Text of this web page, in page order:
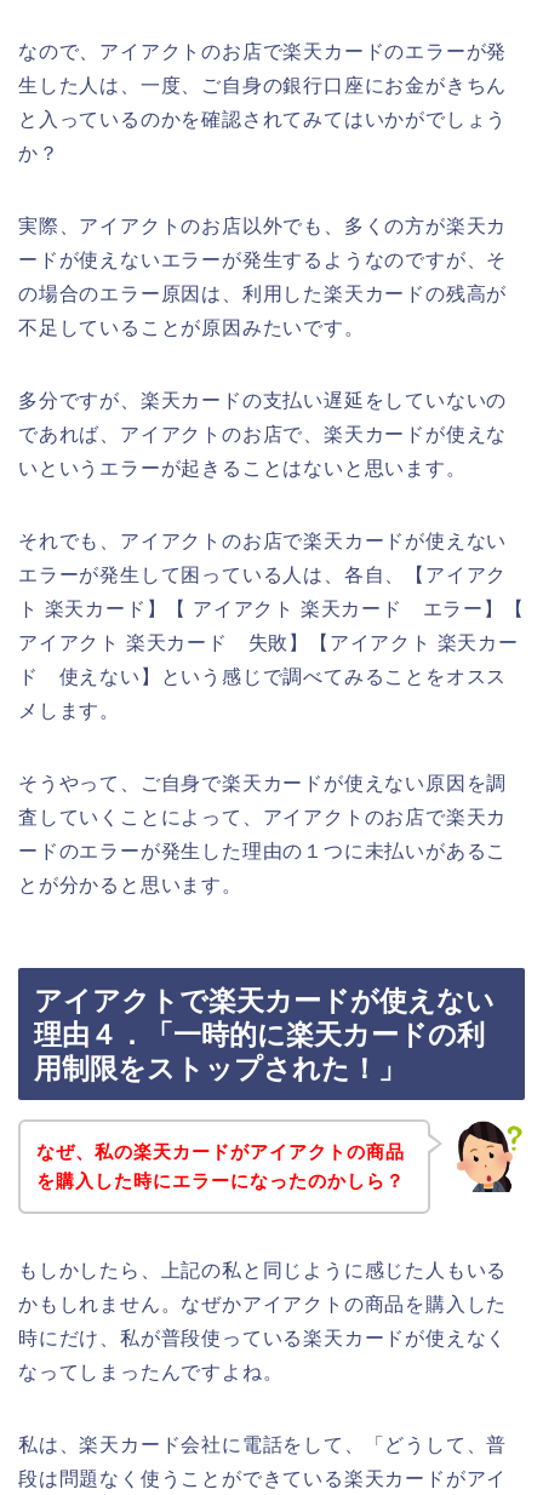
なので、アイアクトのお店で楽天カードのエラーが発
生した人は、一度、ご自身の銀行口座にお金がきちん
と入っているのかを確認されてみてはいかがでしょう
か？
実際、アイアクトのお店以外でも、多くの方が楽天カ
ードが使えないエラーが発生するようなのですが、そ
の場合のエラー原因は、利用した楽天カードの残高が
不足していることが原因みたいです。
多分ですが、楽天カードの支払い遅延をしていないの
であれば、アイアクトのお店で、楽天カードが使えな
いというエラーが起きることはないと思います。
それでも、アイアクトのお店で楽天カードが使えない
エラーが発生して困っている人は、各自、【アイアク
ト 楽天カード】【 アイアクト 楽天カード エラー】【
アイアクト 楽天カード 失敗】【アイアクト 楽天カー
ド 使えない】という感じで調べてみることをオスス
メします。
そうやって、ご自身で楽天カードが使えない原因を調
査していくことによって、アイアクトのお店で楽天カ
ードのエラーが発生した理由の１つに未払いがあるこ
とが分かると思います。
アイアクトで楽天カードが使えない
理由４．「一時的に楽天カードの利
用制限をストップされた！」
なぜ、私の楽天カードがアイアクトの商品
を購入した時にエラーになったのかしら？
もしかしたら、上記の私と同じように感じた人もいる
かもしれません。なぜかアイアクトの商品を購入した
時にだけ、私が普段使っている楽天カードが使えなく
なってしまったんですよね。
私は、楽天カード会社に電話をして、「どうして、普
段は問題なく使うことができている楽天カードがアイ